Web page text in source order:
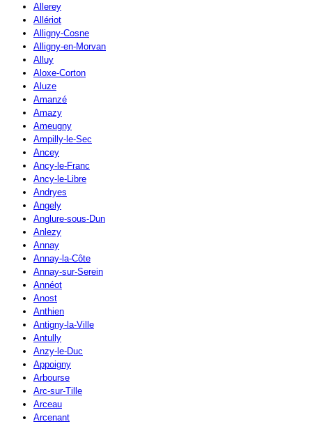
Allerey
Allériot
Alligny-Cosne
Alligny-en-Morvan
Alluy
Aloxe-Corton
Aluze
Amanzé
Amazy
Ameugny
Ampilly-le-Sec
Ancey
Ancy-le-Franc
Ancy-le-Libre
Andryes
Angely
Anglure-sous-Dun
Anlezy
Annay
Annay-la-Côte
Annay-sur-Serein
Annéot
Anost
Anthien
Antigny-la-Ville
Antully
Anzy-le-Duc
Appoigny
Arbourse
Arc-sur-Tille
Arceau
Arcenant